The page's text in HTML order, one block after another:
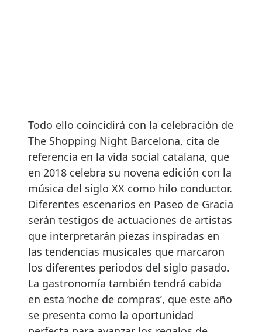
Todo ello coincidirá con la celebración de
The Shopping Night Barcelona, cita de
referencia en la vida social catalana, que
en 2018 celebra su novena edición con la
música del siglo XX como hilo conductor.
Diferentes escenarios en Paseo de Gracia
serán testigos de actuaciones de artistas
que interpretarán piezas inspiradas en
las tendencias musicales que marcaron
los diferentes periodos del siglo pasado.
La gastronomía también tendrá cabida
en esta ‘noche de compras’, que este año
se presenta como la oportunidad